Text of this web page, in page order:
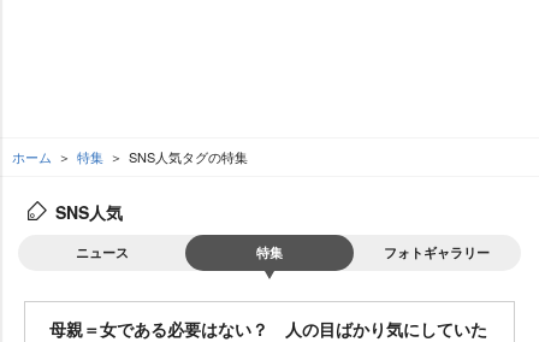
ホーム 特集 SNS人気タグの特集
SNS人気
ニュース 特集 フォトギャラリー
母親＝女である必要はない？ 人の目ばかり気にしていた